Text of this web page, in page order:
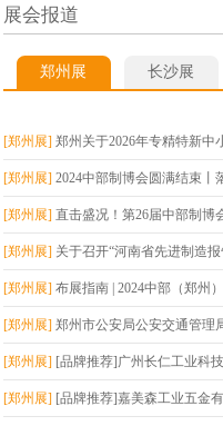
展会报道
郑州展 长沙展
[郑州展] 郑州关于2026年专精特新中
[郑州展] 2024中部制博会圆满结束丨
[郑州展] 直击盛况！第26届中部制博
[郑州展] 关于召开“河南省先进制造报
[郑州展] 布展指南 | 2024中部（郑州
[郑州展] 郑州市公安局公安交通管理
[郑州展] [品牌推荐]广州长仁工业科
[郑州展] [品牌推荐]嘉美森工业五金